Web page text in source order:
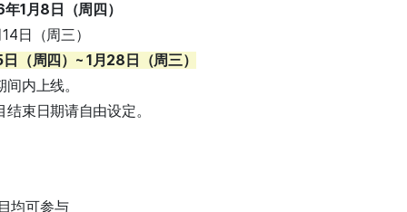
1月8日（周四）
日（周三）
（周四）~ 1月28日（周三）
内上线。
束日期请自由设定。
均可参与